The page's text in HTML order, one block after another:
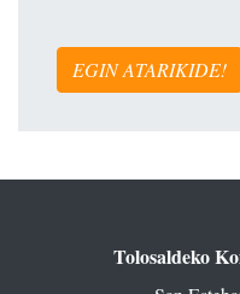
EGIN ATARIKIDE!
Tolosaldeko